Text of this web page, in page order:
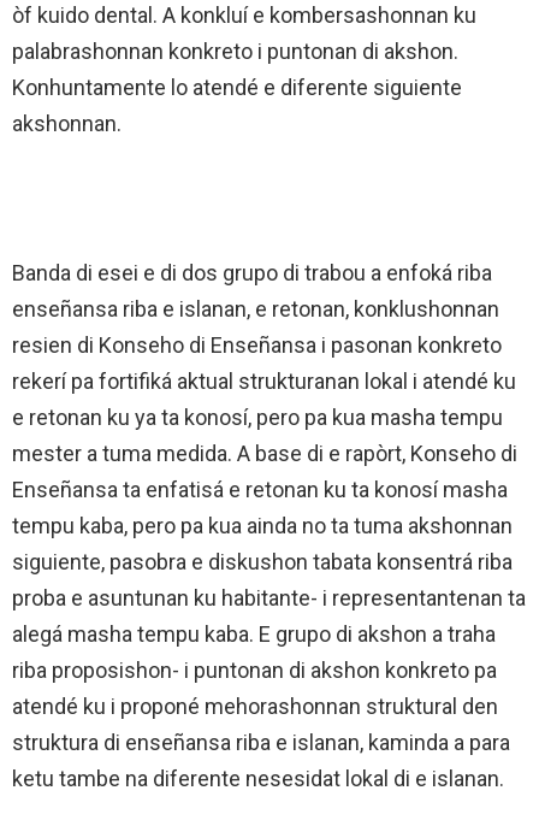
òf kuido dental. A konkluí e kombersashonnan ku
palabrashonnan konkreto i puntonan di akshon.
Konhuntamente lo atendé e diferente siguiente
akshonnan.
Banda di esei e di dos grupo di trabou a enfoká riba
enseñansa riba e islanan, e retonan, konklushonnan
resien di Konseho di Enseñansa i pasonan konkreto
rekerí pa fortifiká aktual strukturanan lokal i atendé ku
e retonan ku ya ta konosí, pero pa kua masha tempu
mester a tuma medida. A base di e rapòrt, Konseho di
Enseñansa ta enfatisá e retonan ku ta konosí masha
tempu kaba, pero pa kua ainda no ta tuma akshonnan
siguiente, pasobra e diskushon tabata konsentrá riba
proba e asuntunan ku habitante- i representantenan ta
alegá masha tempu kaba. E grupo di akshon a traha
riba proposishon- i puntonan di akshon konkreto pa
atendé ku i proponé mehorashonnan struktural den
struktura di enseñansa riba e islanan, kaminda a para
ketu tambe na diferente nesesidat lokal di e islanan.